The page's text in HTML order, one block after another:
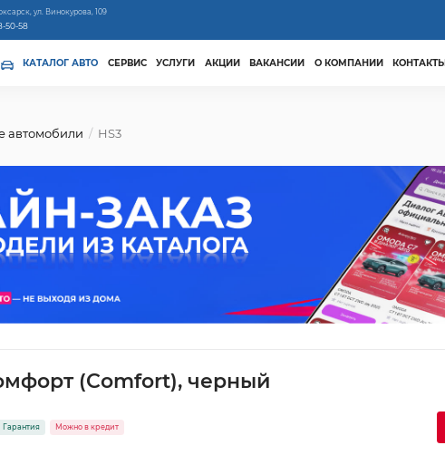
ул. Винокурова, 109
50-58
КАТАЛОГ АВТО СЕРВИС УСЛУГИ АКЦИИ ВАКАНСИИ О КОМПАНИИ КОНТАКТЫ
автомобили HS3
(Comfort), черный
Гарантия Можно в кредит